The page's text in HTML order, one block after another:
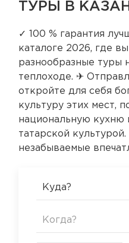
ТУРЫ В
✓ 100 % гарантия
каталоге 2026, где
разнообразные туры
теплоходе. ✈
откройте для себя
культуру этих мест,
национальную кухню
татарской
незабываемые
Куда?
Когда?